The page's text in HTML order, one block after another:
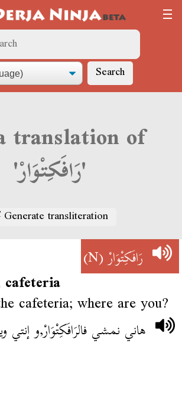
Search
translation of
'رَافَكِتْوَارْ'
Generate transliteration
رَافَكِتْوَارْ(N)
cafeteria; where are you?
هاني نمشي فالرَافَكِتْوَارْ,و إنتي